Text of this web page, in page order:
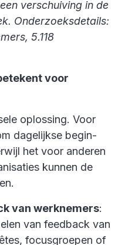
verschuiving in de
Onderzoeksdetails:
5.118
voor
oplossing. Voor
dagelijkse begin-
het voor anderen
kunnen de
van werknemers:
van feedback van
focusgroepen of